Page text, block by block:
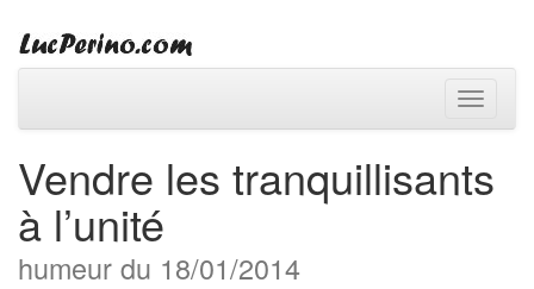
Toggle
Vendre les tranquillisants
à l’unité
humeur du 18/01/2014